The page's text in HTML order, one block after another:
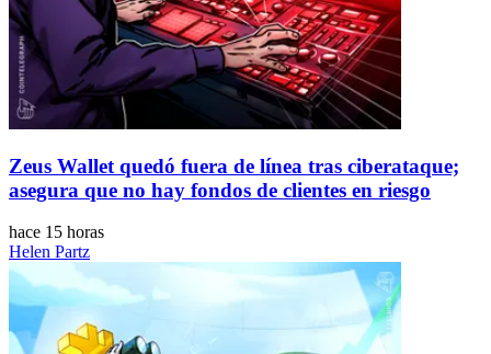
Zeus Wallet quedó fuera de línea tras ciberataque;
asegura que no hay fondos de clientes en riesgo
hace 15 horas
Helen Partz